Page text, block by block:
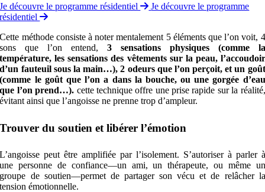
Je découvre le programme résidentiel
Je découvre le programme
résidentiel
Cette méthode consiste à noter mentalement 5 éléments que l’on voit, 4
sons que l’on entend, 3 sensations physiques (comme la
température, les sensations des vêtements sur la peau, l’accoudoir
d’un fauteuil sous la main…), 2 odeurs que l’on perçoit, et un goût
(comme le goût que l’on a dans la bouche, ou une gorgée d’eau
que l’on prend…). cette technique offre une prise rapide sur la réalité,
évitant ainsi que l’angoisse ne prenne trop d’ampleur.
Trouver du soutien et libérer l’émotion
L’angoisse peut être amplifiée par l’isolement. S’autoriser à parler à
une personne de confiance—un ami, un thérapeute, ou même un
groupe de soutien—permet de partager son vécu et de relâcher la
tension émotionnelle.